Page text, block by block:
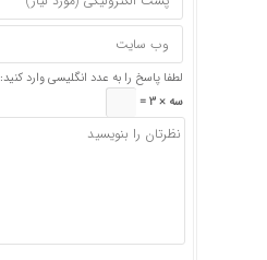
لطفا پاسخ را به عدد انگلیسی وارد کنید:
سه × 3 =